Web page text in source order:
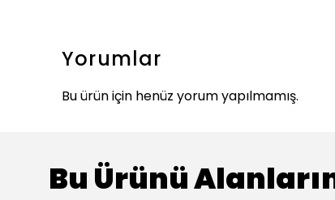
Yorumlar
Bu ürün için henüz yorum yapılmamış.
Bu Ürünü